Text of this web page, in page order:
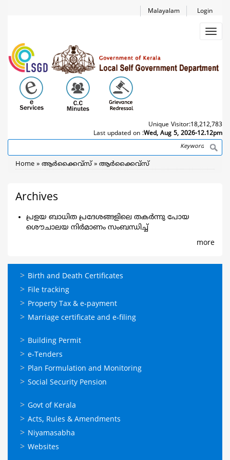
Login
Malayalam
Unique Visitor:18,212,783
Last updated on :Wed, Aug 5, 2026-12.12pm
Search
Breadcrumb
Home ആര്‍ക്കൈവ്സ് ആര്‍ക്കൈവ്സ്
Archives
പ്രളയ ബാധിത പ്രദേശങ്ങളിലെ തകര്‍ന്നു പോയ
ശൌചാലയ നിർമാണം സംബന്ധിച്ച്
more
ഓണ്‍ലൈന്‍
സേവനങ്ങള്‍
Birth and Death Certificates
File tracking
Property Tax & e-payment
Marriage certificate and e-filing
ഓണ്‍ലൈന്‍
സേവനങ്ങള്‍
Building Permit
e-Tenders
Plan Formulation and Monitoring
Social Security Pension
ഉപയോഗപ്രദമായ
കണ്ണികള്‍
Govt of Kerala
Acts, Rules & Amendments
Niyamasabha
Websites